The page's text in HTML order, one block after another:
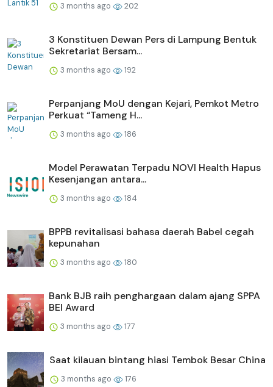
3 months ago 202
3 Konstituen Dewan Pers di Lampung Bentuk
Sekretariat Bersam...
3 months ago 192
Perpanjang MoU dengan Kejari, Pemkot Metro
Perkuat “Tameng H...
3 months ago 186
Model Perawatan Terpadu NOVI Health Hapus
Kesenjangan antara...
3 months ago 184
BPPB revitalisasi bahasa daerah Babel cegah
kepunahan
3 months ago 180
Bank BJB raih penghargaan dalam ajang SPPA
BEI Award
3 months ago 177
Saat kilauan bintang hiasi Tembok Besar China
3 months ago 176